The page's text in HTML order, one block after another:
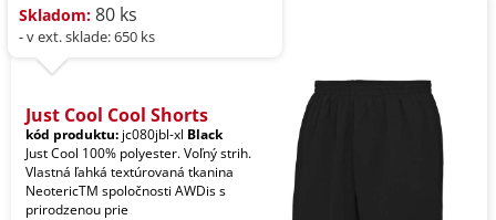
Skladom: 80 ks
- v ext. sklade: 650 ks
Just Cool Cool Shorts
kód produktu: jc080jbl-xl Black
Just Cool 100% polyester. Voľný strih.
Vlastná ľahká textúrovaná tkanina
NeotericTM spoločnosti AWDis s
prirodzenou prie